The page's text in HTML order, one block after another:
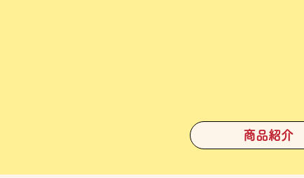
商品紹介